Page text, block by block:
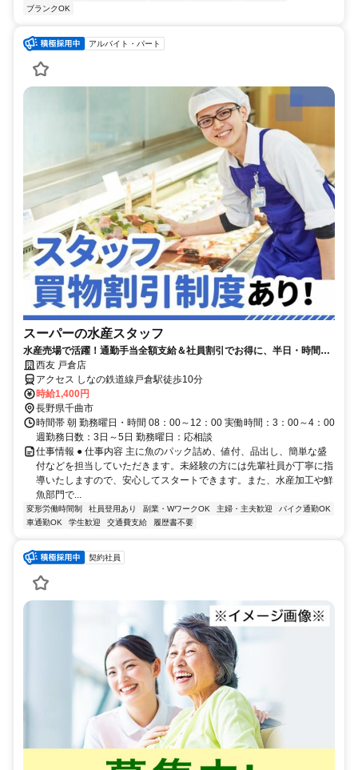
ブランクOK
アルバイト・パート
スーパーの水産スタッフ
水産売場で活躍！通勤手当全額支給＆社員割引でお得に、半日・時間年
休でムリなく続けられる仕事
西友 戸倉店
アクセス しなの鉄道線戸倉駅徒歩10分
時給1,400円
長野県千曲市
時間帯 朝 勤務曜日・時間 08：00～12：00 実働時間：3：00～4：00
週勤務日数：3日～5日 勤務曜日：応相談
仕事情報 ● 仕事内容 主に魚のパック詰め、値付、品出し、簡単な盛
付などを担当していただきます。未経験の方には先輩社員が丁寧に指
導いたしますので、安心してスタートできます。また、水産加工や鮮
魚部門で...
変形労働時間制 社員登用あり 副業・WワークOK 主婦・主夫歓迎
バイク通勤OK
車通勤OK
学生歓迎 交通費支給 履歴書不要
契約社員